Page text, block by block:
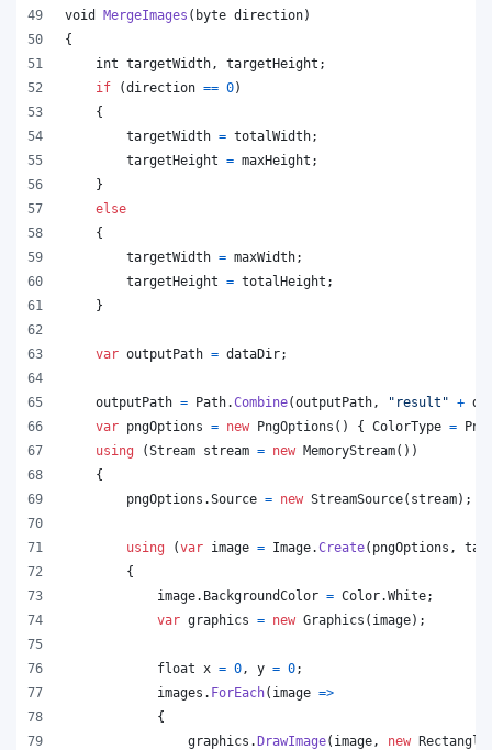
void MergeImages ( byte direction)
{
int targetWidth , targetHeight ;
if
(direction == 0)
{
targetWidth = totalWidth;
targetHeight = maxHeight ;
}
else
{
targetWidth = maxWidth;
targetHeight = totalHeight ;
}
var outputPath = dataDir;
outputPath = Path.Combine(outputPath , "result" +
var pngOptions = new PngOptions ( ) { ColorType =
using
(Stream stream = new MemoryStream( ) )
{
pngOptions .Source = new StreamSource( stream) ;
using (var image = Image.Create( pngOptions ,
{
image. BackgroundColor = Color.White;
var graphics = new Graphics ( image) ;
float x = 0 , y = 0;
images . ForEach( image =>
{
graphics .DrawImage( image , new